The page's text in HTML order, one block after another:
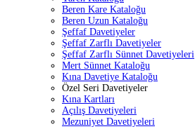
Beren Kare Kataloğu
Beren Uzun Kataloğu
Şeffaf Davetiyeler
Şeffaf Zarflı Davetiyeler
Şeffaf Zarflı Sünnet Davetiyeleri
Mert Sünnet Kataloğu
Kına Davetiye Kataloğu
Özel Seri Davetiyeler
Kına Kartları
Açılış Davetiyeleri
Mezuniyet Davetiyeleri